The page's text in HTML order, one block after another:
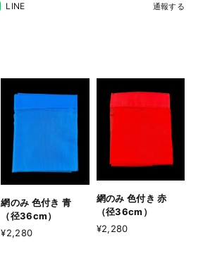
LINE 通報する
網のみ 色付き 青
（径36cm）
¥2,280
網のみ 色付き 赤
（径36cm）
¥2,280